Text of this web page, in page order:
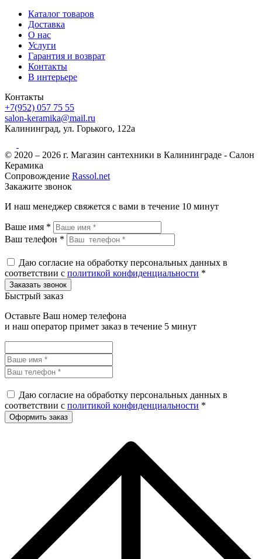
Каталог товаров
Доставка
О нас
Услуги
Гарантия и возврат
Контакты
В интерьере
Контакты
+7(952) 057 75 55
salon-keramika@mail.ru
Калининград, ул. Горького, 122а
© 2020 – 2026 г. Магазин сантехники в Калининграде - Салон
Керамика
Сопровождение Rassol.net
Закажите звонок
И наш менеджер свяжется с вами в течение 10 минут
Ваше имя *
Ваш телефон *
Даю согласие на обработку персональных данных в
соответствии с политикой конфиденциальности *
Быстрый заказ
Оставьте Ваш номер телефона
и наш оператор примет заказ в течение 5 минут
Даю согласие на обработку персональных данных в
соответствии с политикой конфиденциальности *